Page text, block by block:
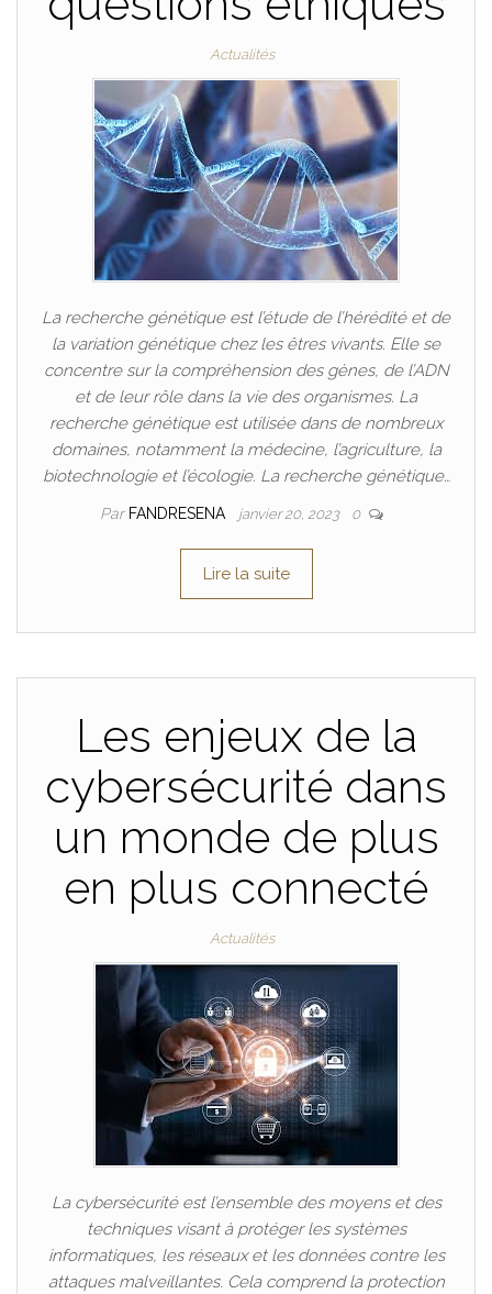
Actualités
La recherche génétique est l’étude de l’hérédité et de
la variation génétique chez les êtres vivants. Elle se
concentre sur la compréhension des gènes, de l’ADN
et de leur rôle dans la vie des organismes. La
recherche génétique est utilisée dans de nombreux
domaines, notamment la médecine, l’agriculture, la
biotechnologie et l’écologie. La recherche génétique…
Par FANDRESENA janvier 20, 2023 0
Lire la suite
Les enjeux de la
cybersécurité dans
un monde de plus
en plus connecté
Actualités
La cybersécurité est l’ensemble des moyens et des
techniques visant à protéger les systèmes
informatiques, les réseaux et les données contre les
attaques malveillantes. Cela comprend la protection